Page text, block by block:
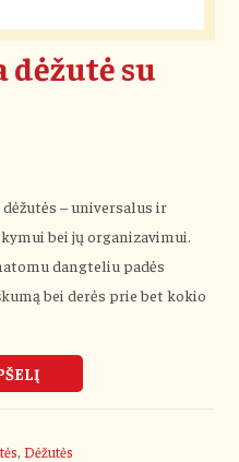
su
– universalus ir
bei jų organizavimui.
dangteliu padės
bei derės prie bet kokio
,Dėžutės